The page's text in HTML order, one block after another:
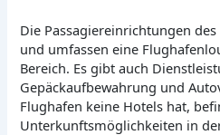
Die Passagiereinrichtungen
und umfassen eine
Bereich. Es gibt auch
Gepäckaufbewahrung und
Flughafen keine Hotels hat,
Unterkunftsmöglichkeiten in